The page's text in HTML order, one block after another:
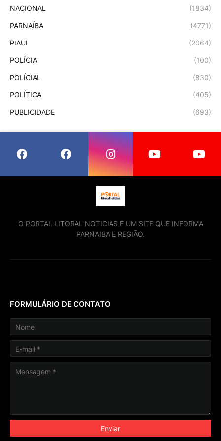
NACIONAL (1834)
PARNAÍBA (4771)
PIAUI (2064)
POLÍCIA (100)
POLÍCIAL (830)
POLÍTICA (405)
PUBLICIDADE (693)
O PORTAL LITORAL NOTICIAS É UM SITE QUE INFORMA
PARNAIBA E REGIÃO.
FORMULÁRIO DE CONTATO